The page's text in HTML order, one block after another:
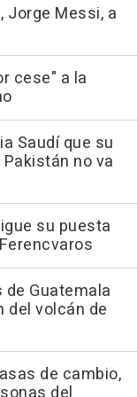
Jorge Messi, a
cese" a la
Saudí que su
no va
su puesta
Guatemala
del volcán de
de cambio,